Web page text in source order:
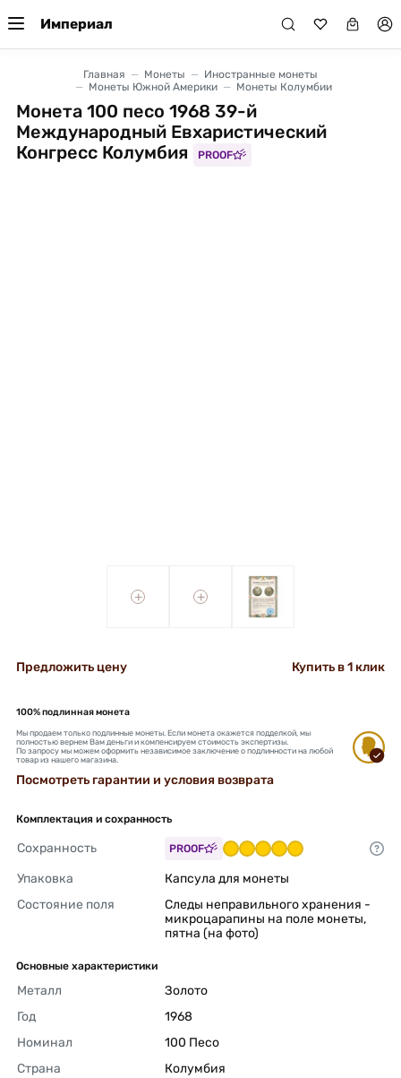
Империал
Главная Монеты
Иностранные монеты
Монеты Южной Америки
Монеты Колумбии
Монета 100 песо 1968 39-й
Международный Евхаристический
Конгресс Колумбия
PROOF
+ +
Предложить цену Купить в 1 клик
100% подлинная монета
Мы продаем только подлинные монеты. Если монета окажется подделкой, мы
полностью вернем Вам деньги и компенсируем стоимость экспертизы.
По запросу мы можем оформить независимое заключение о подлинности на любой
товар из нашего магазина.
Посмотреть гарантии и условия возврата
Комплектация и сохранность
Сохранность PROOF
Упаковка
Капсула для монеты
Состояние поля
Следы неправильного хранения -
микроцарапины на поле монеты,
пятна (на фото)
Основные характеристики
Металл
Золото
Год
1968
Номинал
100 Песо
Страна
Колумбия